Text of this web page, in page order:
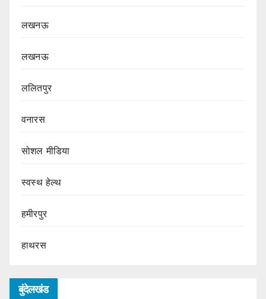
लखनऊ
लखनऊ
ललितपुर
वनारस
सोशल मीडिया
स्वस्थ हेल्थ
हमीरपुर
हाथरस
बुंदेलखंड